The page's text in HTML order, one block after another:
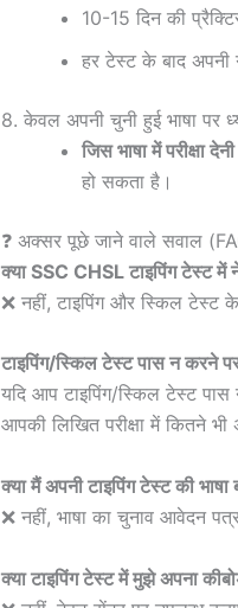
10-15 दिन की
हर टेस्ट के बाद अपनी
8. केवल अपनी चुनी हुई भाषा पर
जिस भाषा में परीक्षा
हो सकता है।
❓ अक्सर पूछे जाने वाले सवाल
क्या SSC CHSL टाइपिंग टेस्ट में
❌ नहीं, टाइपिंग और स्किल टेस्ट
टाइपिंग/स्किल टेस्ट पास न करने पर
यदि आप टाइपिंग/स्किल टेस्ट पास
आपकी लिखित परीक्षा में कितने
क्या मैं अपनी टाइपिंग टेस्ट की
❌ नहीं, भाषा का चुनाव आवेदन
क्या टाइपिंग टेस्ट में मुझे अपना